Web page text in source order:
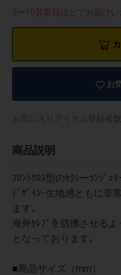
2〜10営業日ほどでお届けい
お
お気に入りアイテム登録者数
商品説明
ﾌﾛﾝﾄｸﾛｽ型のｾｸｼーﾗﾝｼﾞｪ
ﾃﾞｻﾞｲﾝ･生地感ともに非
ます｡
海外ｾﾚﾌﾞを彷彿させる
となっております｡
■商品サイズ（mm）
ーター
アダルトグ
ッズ